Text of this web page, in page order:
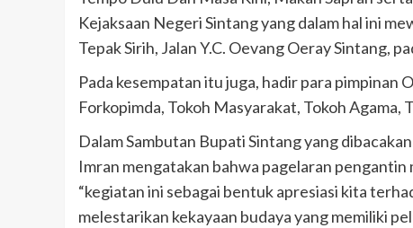
Kejaksaan Negeri Sintang yang dalam hal ini
Tepak Sirih, Jalan Y.C. Oevang Oeray Sintang,
Pada kesempatan itu juga, hadir para pimpinan
Forkopimda, Tokoh Masyarakat, Tokoh Agama,
Dalam Sambutan Bupati Sintang yang
Imran mengatakan bahwa pagelaran
“kegiatan ini sebagai bentuk apresiasi kita
melestarikan kekayaan budaya yang memiliki